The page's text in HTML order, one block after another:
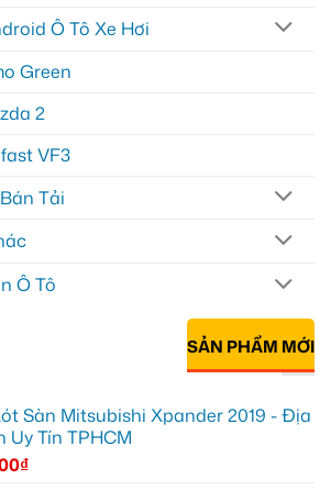
Ô Tô Xe Hơi
Green
2
VF3
Tải
Ô Tô
SẢN PHẨM MỚI
Sàn Mitsubishi Xpander 2019 - Địa
Uy Tín TPHCM
₫